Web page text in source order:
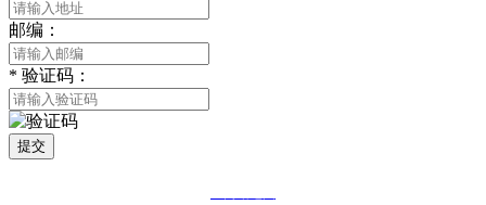
邮编：
* 验证码：
提交